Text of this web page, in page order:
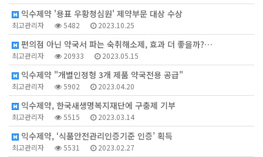
익수제약 '용표 우황청심원' 제약부문 대상 수상
최고관리자 5482 2023.10.25
편의점 아닌 약국서 파는 숙취해소제, 효과 더 좋을까?…
최고관리자 20933 2023.05.15
익수제약 "개별인정형 3개 제품 약국전용 공급"
최고관리자 5902 2023.04.20
익수제약, 한국새생명복지재단에 구충제 기부
최고관리자 5515 2023.03.14
익수제약, ‘식품안전관리인증기준 인증’ 획득
최고관리자 5531 2023.02.27